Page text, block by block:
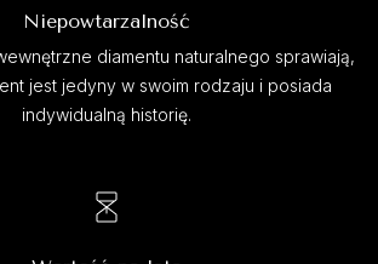
Niepowtarzalność
diamentu naturalnego sprawiają,
jest jedyny w swoim rodzaju i posiada
indywidualną historię.